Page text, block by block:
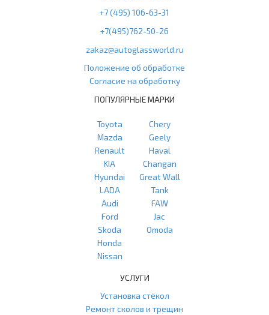
+7 (495) 106-63-31
+7(495)762-50-26
zakaz@autoglassworld.ru
Положение об обработке
Согласие на обработку
ПОПУЛЯРНЫЕ МАРКИ
Toyota
Mazda
Renault
KIA
Hyundai
LADA
Audi
Ford
Skoda
Honda
Nissan
Chery
Geely
Haval
Changan
Great Wall
Tank
FAW
Jac
Omoda
УСЛУГИ
Установка стёкол
Ремонт сколов и трещин